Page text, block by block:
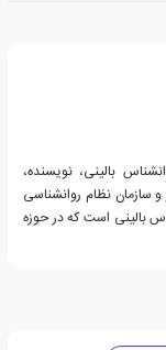
شد. او روانشناس بالینی، نویسنده،
سازمان نظام روانشناسی
بالینی است که در حوزه